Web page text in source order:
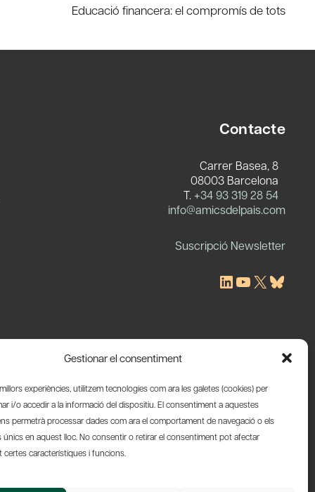
Gestionar el consentiment
experiències, utilitzem tecnologies com ara les galetes (cookies) per
i/o accedir a la informació del dispositiu. El consentiment a aquestes
permetrà processar dades com ara el comportament de navegació o els
únics en aquest lloc. No consentir o retirar el consentiment pot afectar
certes característiques i funcions.
Educació financera: el compromís de tots
Contacte
Carrer Basea, 8
08003 Barcelona
T. +34 93 319 28 54
info@amicsdelpais.com
Suscripció Newsletter
LinkedIn
YouTube
X